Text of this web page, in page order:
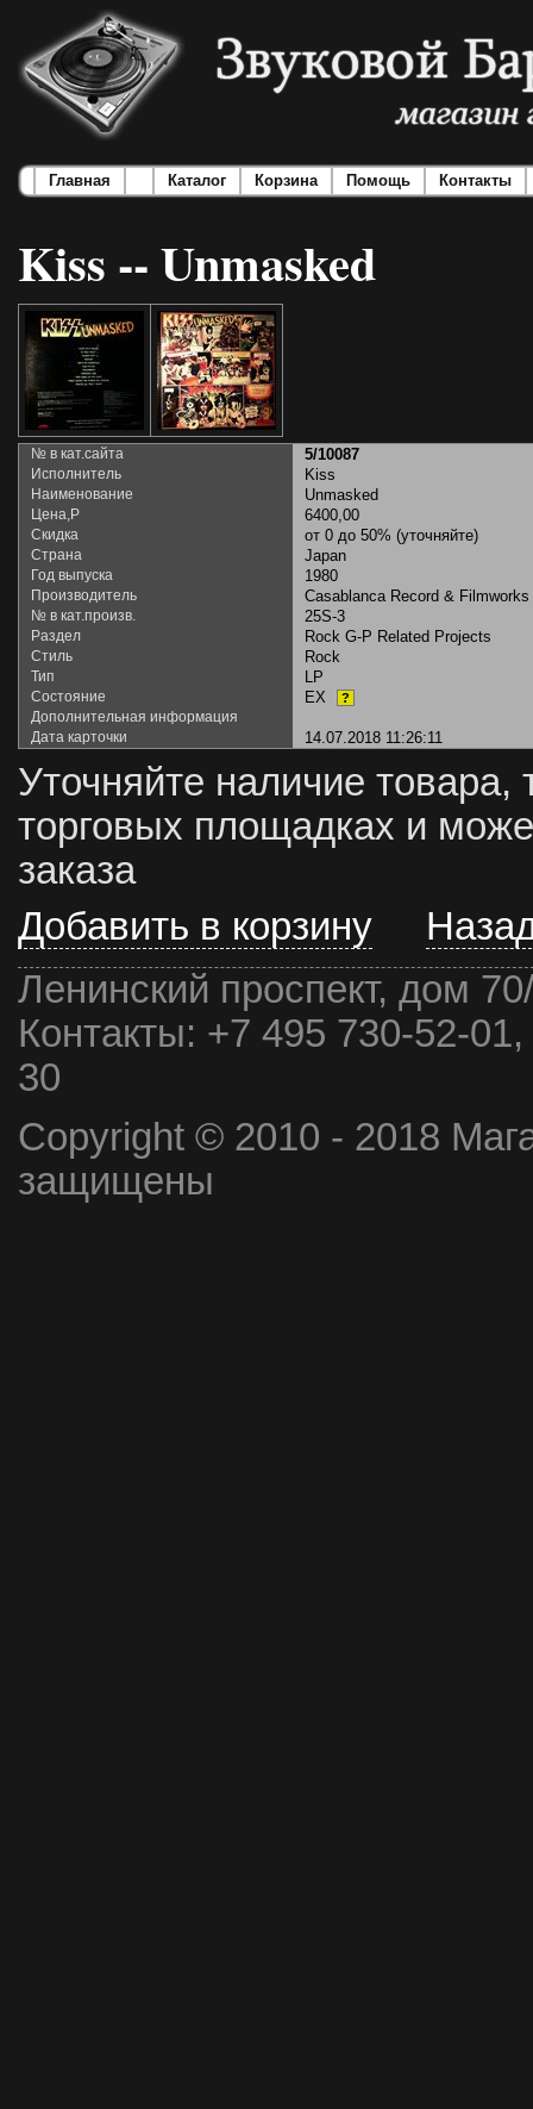
Главная Каталог Корзина Помощь Контакты
Kiss -- Unmasked
№ в кат.сайта 5/10087
Исполнитель Kiss
Наименование Unmasked
Цена,Р 6400,00
Скидка от 0 до 50% (уточняйте)
Страна Japan
Год выпуска 1980
Производитель Casablanca Record & Filmworks
№ в кат.произв. 25S-3
Раздел Rock G-P Related Projects
Стиль Rock
Тип LP
Состояние EX ?
Дополнительная информация
Дата карточки
14.07.2018 11:26:11
Уточняйте наличие товара,
торговых площадках и
заказа
Добавить в корзину
Ленинский проспект, дом
Контакты: +7 495 730-52-
30
Copyright © 2010 - 2018
защищены